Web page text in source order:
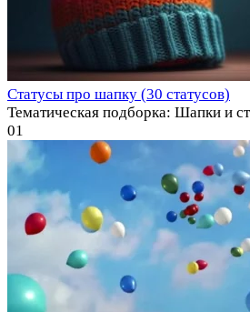
Статусы про шапку (30 статусов)
Тематическая подборка: Шапки и
01